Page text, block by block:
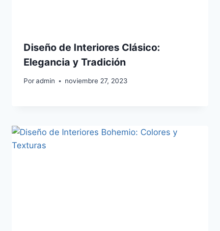
Diseño de Interiores Clásico:
Elegancia y Tradición
Poradmin noviembre 27, 2023